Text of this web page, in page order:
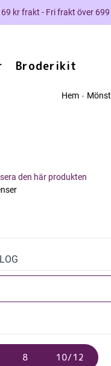
69 kr frakt - Fri frakt över
Broderikit
Hem
den här produkten
8 10/12